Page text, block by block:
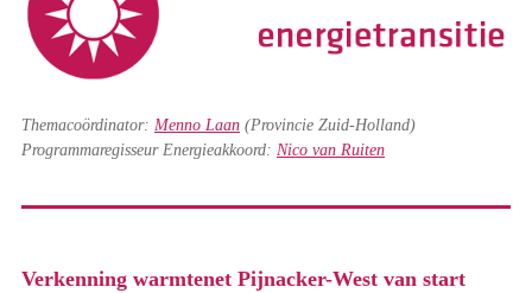
Themacoördinator: Menno Laan (Provincie Zuid-Holland)
Programmaregisseur Energieakkoord: Nico van Ruiten
Verkenning warmtenet Pijnacker-West van start